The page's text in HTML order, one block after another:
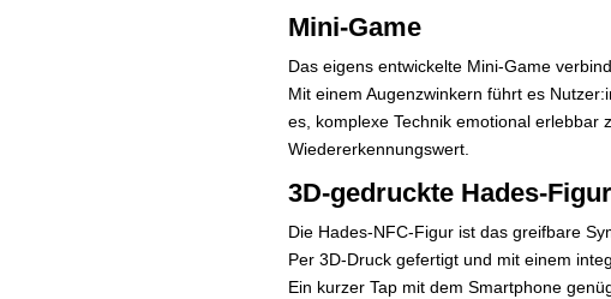
Mini-Game
Das eigens entwickelte Mini-Game
Mit einem Augenzwinkern führt es
es, komplexe Technik emotional erlebbar
Wiedererkennungswert.
3D-gedruckte Hades-
Die Hades-NFC-Figur ist das greifbare
Per 3D-Druck gefertigt und mit einem
Ein kurzer Tap mit dem Smartphone